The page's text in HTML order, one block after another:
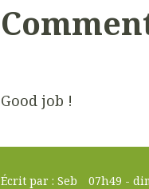
Good job !
Écrit par :Seb 07h49 -